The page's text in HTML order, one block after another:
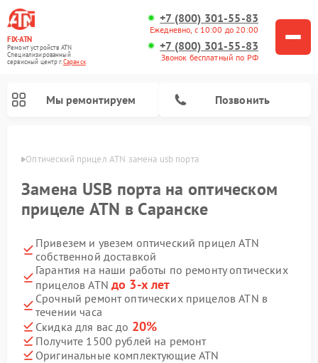
FIX-ATN
Ремонт устройств ATN
Специализированный
cервисный центр г.Саранск
+7 (800) 301-55-83
Ежедневно, с 10:00 до 20:00
+7 (800) 301-55-83
Звонок бесплатный по РФ
Мы ремонтируем Позвонить
Оптический прицел ATN замена usb порта
Замена USB порта на оптическом
прицеле ATN в Саранске
Привезем и увезем оптический прицел ATN
собственной доставкой
Гарантия на наши работы по ремонту оптических
прицелов ATN до 3-х лет
Срочный ремонт оптических прицелов ATN в
течении часа
Скидка для вас до 20%
Получите 1500 рублей на ремонт
Оригинальные комплектующие ATN